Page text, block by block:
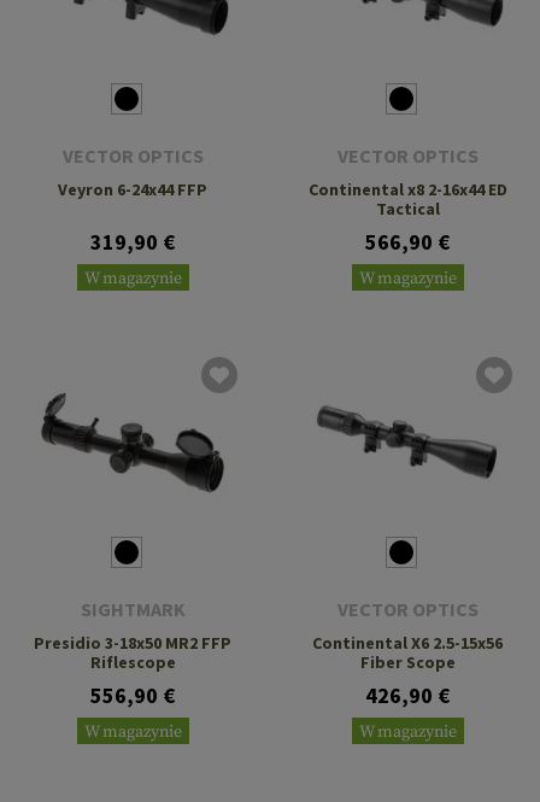
VECTOR OPTICS
Veyron 6-24x44 FFP
319,90 €
W magazynie
VECTOR OPTICS
Continental x8 2-16x44 ED
Tactical
566,90 €
W magazynie
SIGHTMARK
Presidio 3-18x50 MR2 FFP
Riflescope
556,90 €
W magazynie
VECTOR OPTICS
Continental X6 2.5-15x56
Fiber Scope
426,90 €
W magazynie